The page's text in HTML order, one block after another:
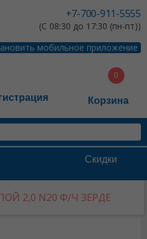
+7-700-911-5555
(С 08:30 до 17:30 (пн-пт))
мобильное приложение
Корзина
Скидки
2,0 N20 Ф/Ч ЗЕРДЕ